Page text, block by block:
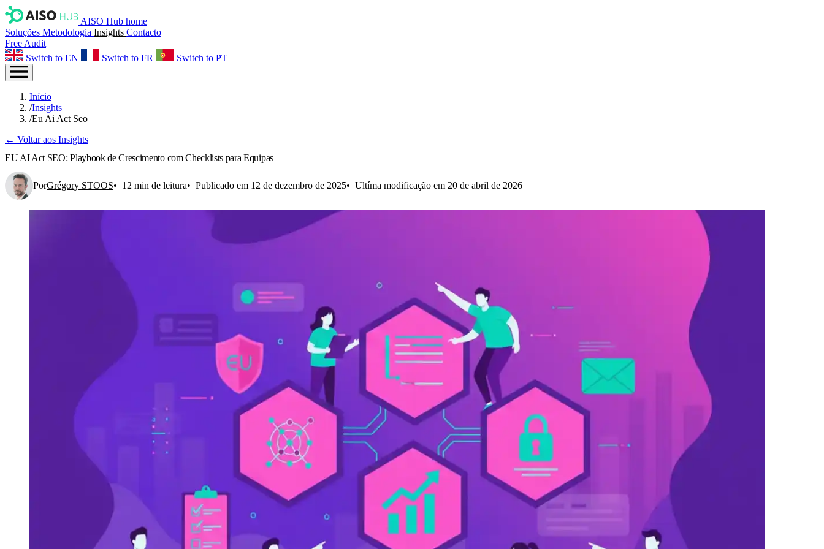
AISO Hub home
Soluções Metodologia Insights Contacto
Free Audit
Switch to EN
Switch to FR Switch to PT
Início
/Insights
/Eu Ai Act Seo
← Voltar aos Insights
EU AI Act SEO: Playbook de Crescimento com Checklists para Equipas
PorGrégory STOOS 12 min de leitura Publicado em 12 de dezembro de 2025 Ultíma modificação em 20 de abril de 2026